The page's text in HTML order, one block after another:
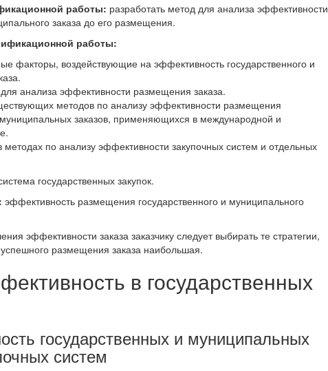
работы: разработать метод для анализа эффективности
заказа до его размещения.
работы:
факторы, воздействующие на эффективность государственного и
анализа эффективности размещения заказа.
методов по анализу эффективности размещения
заказов, применяющихся в международной и
методах по анализу эффективности закупочных систем и отдельных
государственных закупок.
эффективность размещения государственного и муниципального
эффективности заказа заказчику следует выбирать те стратегии,
размещения заказа наибольшая.
в государственных
государственных и муниципальных
систем